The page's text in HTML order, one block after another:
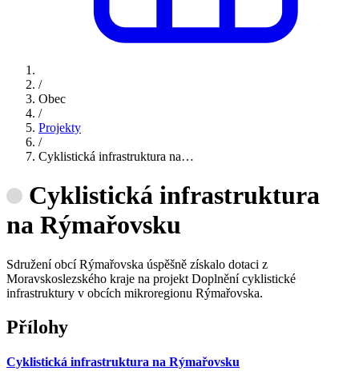
/
Obec
/
Projekty
/
Cyklistická infrastruktura na…
Cyklistická infrastruktura
na Rýmařovsku
Sdružení obcí Rýmařovska úspěšně získalo dotaci z
Moravskoslezského kraje na projekt Doplnění cyklistické
infrastruktury v obcích mikroregionu Rýmařovska.
Přílohy
Cyklistická infrastruktura na Rýmařovsku